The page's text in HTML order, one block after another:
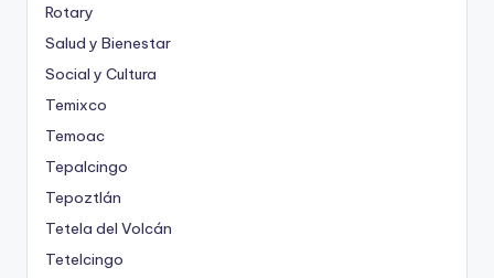
Rotary
Salud y Bienestar
Social y Cultura
Temixco
Temoac
Tepalcingo
Tepoztlán
Tetela del Volcán
Tetelcingo